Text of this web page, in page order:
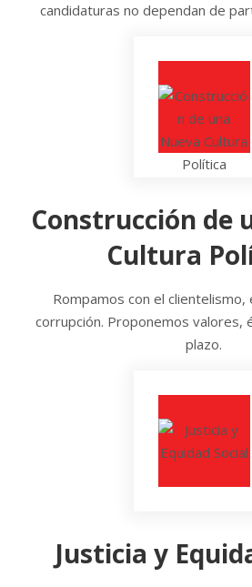
candidaturas no dependan de
Construcción de
Cultura
Rompamos con el clientelismo,
corrupción. Proponemos valores,
plazo.
Justicia y